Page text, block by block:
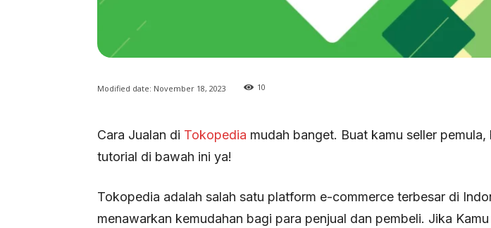
Modified date: November 18, 2023 10
Cara Jualan di Tokopedia mudah banget. Buat kamu seller pemula,
tutorial di bawah ini ya!
Tokopedia adalah salah satu platform e-commerce terbesar di
menawarkan kemudahan bagi para penjual dan pembeli. Jika